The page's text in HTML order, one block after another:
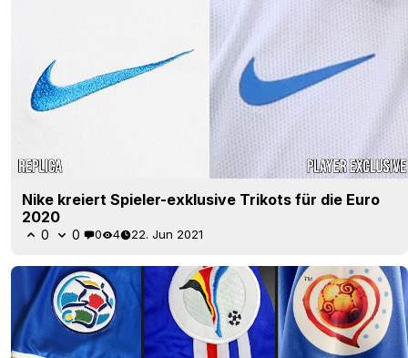
Nike kreiert Spieler-exklusive Trikots für die Euro
2020
0 0 0 4 22. Jun 2021